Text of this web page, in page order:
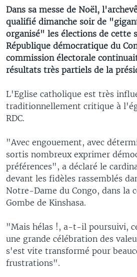
Dans sa messe de Noël,
qualifié dimanche soir de
organisé" les élections de cette
République démocratique du
commission électorale
résultats très partiels de la
L'Eglise catholique est très
traditionnellement critique à
RDC.
"Avec engouement, avec
sortis nombreux exprimer
préférences", a déclaré le
devant les fidèles rassemblés
Notre-Dame du Congo, dans la
Gombe de Kinshasa.
"Mais hélas !, a-t-il poursuivi,
une grande célébration des
s'est vite transformé pour
frustrations".